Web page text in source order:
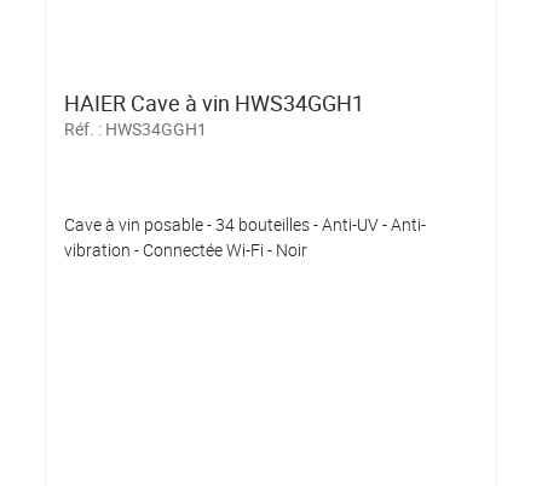
HAIER Cave à vin HWS34GGH1
Réf. : HWS34GGH1
Cave à vin posable - 34 bouteilles - Anti-UV - Anti-
vibration - Connectée Wi-Fi - Noir